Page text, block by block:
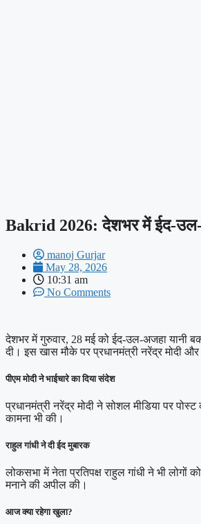
Bakrid 2026: देशभर में ईद-उल-
manoj Gurjar
May 28, 2026
10:31 am
No Comments
देशभर में गुरुवार, 28 मई को ईद-उल-अजहा यानी
दी। इस खास मौके पर प्रधानमंत्री नरेंद्र मोदी
पीएम मोदी ने भाईचारे का दिया संदेश
प्रधानमंत्री नरेंद्र मोदी ने सोशल मीडिया पर
कामना भी की।
राहुल गांधी ने दी ईद मुबारक
लोकसभा में नेता प्रतिपक्ष राहुल गांधी ने भी
मनाने की अपील की।
आज क्या रहेगा खुला?